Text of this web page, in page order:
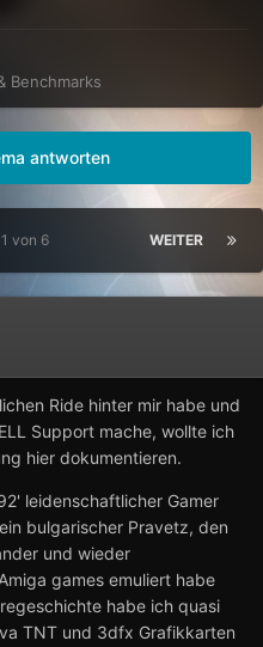
Benchmarks
antworten
WEITER
von 6
Ride hinter mir habe und
Support mache, wollte ich
hier dokumentieren.
leidenschaftlicher Gamer
bulgarischer Pravetz, den
und wieder
games emuliert habe
habe ich quasi
TNT und 3dfx Grafikkarten